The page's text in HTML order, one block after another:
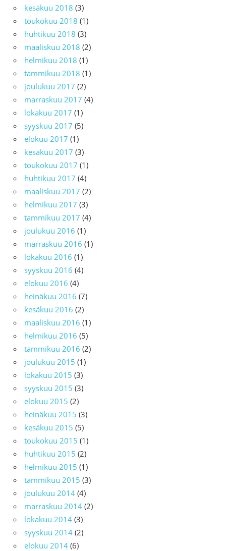
kesäkuu 2018 (3)
toukokuu 2018 (1)
huhtikuu 2018 (3)
maaliskuu 2018 (2)
helmikuu 2018 (1)
tammikuu 2018 (1)
joulukuu 2017 (2)
marraskuu 2017 (4)
lokakuu 2017 (1)
syyskuu 2017 (5)
elokuu 2017 (1)
kesäkuu 2017 (3)
toukokuu 2017 (1)
huhtikuu 2017 (4)
maaliskuu 2017 (2)
helmikuu 2017 (3)
tammikuu 2017 (4)
joulukuu 2016 (1)
marraskuu 2016 (1)
lokakuu 2016 (1)
syyskuu 2016 (4)
elokuu 2016 (4)
heinäkuu 2016 (7)
kesäkuu 2016 (2)
maaliskuu 2016 (1)
helmikuu 2016 (5)
tammikuu 2016 (2)
joulukuu 2015 (1)
lokakuu 2015 (3)
syyskuu 2015 (3)
elokuu 2015 (2)
heinäkuu 2015 (3)
kesäkuu 2015 (5)
toukokuu 2015 (1)
huhtikuu 2015 (2)
helmikuu 2015 (1)
tammikuu 2015 (3)
joulukuu 2014 (4)
marraskuu 2014 (2)
lokakuu 2014 (3)
syyskuu 2014 (2)
elokuu 2014 (6)